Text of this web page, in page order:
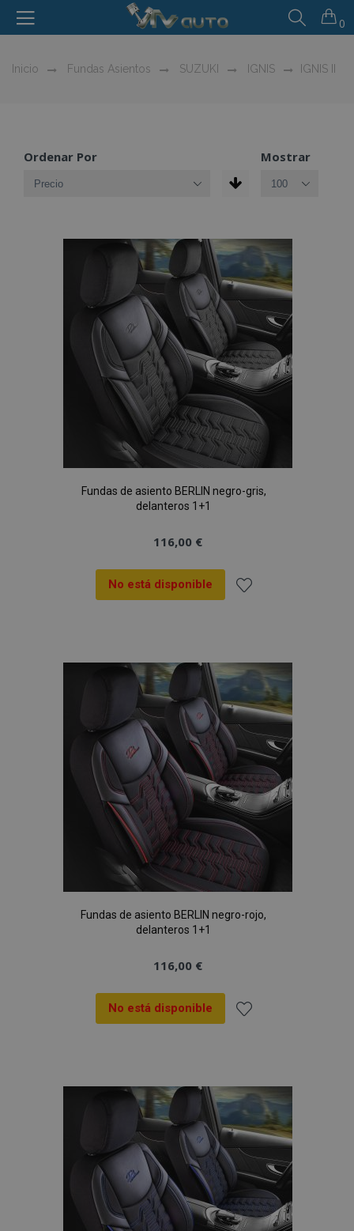
0
Inicio Fundas Asientos SUZUKI IGNIS IGNIS II
Ordenar Por Mostrar
Fundas de asiento BERLIN negro-gris,
delanteros 1+1
116,00 €
No está disponible
Lista
de
Deseos
Fundas de asiento BERLIN negro-rojo,
delanteros 1+1
116,00 €
No está disponible
Lista
de
Deseos